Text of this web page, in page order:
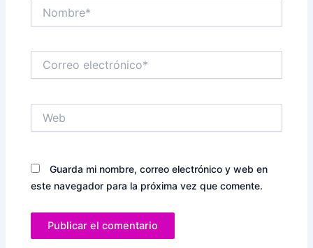
electrónico*
Guarda mi nombre, correo electrónico y web en
este navegador para la próxima vez que comente.